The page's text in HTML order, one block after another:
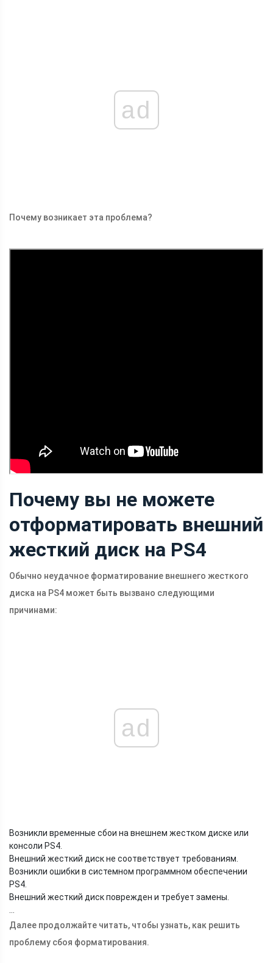
ad
Почему возникает эта проблема?
Почему вы не можете
отформатировать внешний
жесткий диск на PS4
Обычно неудачное форматирование внешнего жесткого
диска на PS4 может быть вызвано следующими
причинами:
ad
Возникли временные сбои на внешнем жестком диске или
консоли PS4.
Внешний жесткий диск не соответствует требованиям.
Возникли ошибки в системном программном обеспечении
PS4.
Внешний жесткий диск поврежден и требует замены.
Далее продолжайте читать, чтобы узнать, как решить
проблему сбоя форматирования.